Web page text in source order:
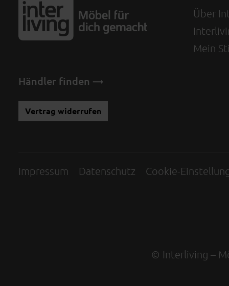
Händler finden
Vertrag widerrufen
Über
Mein
Impressum Datenschutz Cookie-
© Interliving –